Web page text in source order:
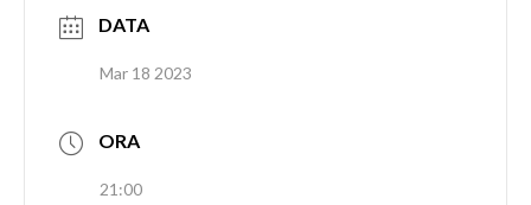
DATA
Mar 18 2023
ORA
21:00